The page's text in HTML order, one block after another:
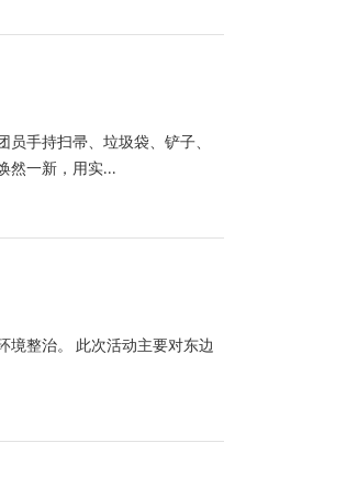
手持扫帚、垃圾袋、铲子、
然一新，用实...
境整治。 此次活动主要对东边